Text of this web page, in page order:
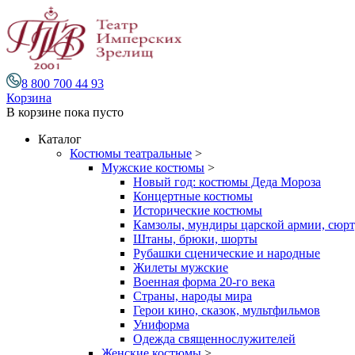
8 800 700 44 93
Корзина
В корзине пока пусто
Каталог
Костюмы театральные >
Мужские костюмы >
Новый год: костюмы Деда Мороза
Концертные костюмы
Исторические костюмы
Камзолы, мундиры царской армии,
Штаны, брюки, шорты
Рубашки сценические и народные
Жилеты мужские
Военная форма 20-го века
Страны, народы мира
Герои кино, сказок, мультфильмов
Униформа
Одежда священнослужителей